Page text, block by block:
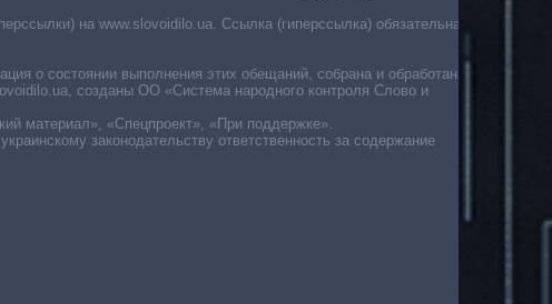
на www.slovoidilo.ua. Ссылка (гиперссылка) обязательна
о состоянии выполнения этих обещаний, собрана и обработана
созданы ОО «Система народного контроля Слово и
материал», «Спецпроект», «При поддержке».
законодательству ответственность за содержание